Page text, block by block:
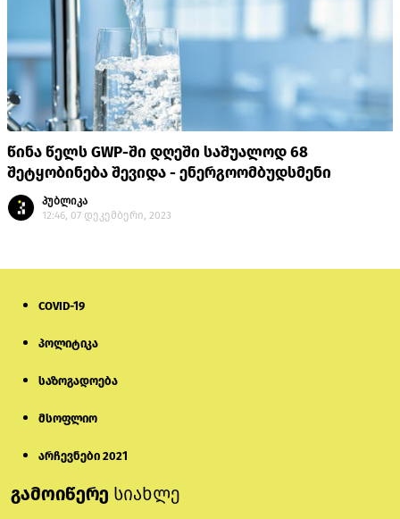
წინა წელს GWP-ში დღეში საშუალოდ 68
შეტყობინება შევიდა - ენერგოომბუდსმენი
პუბლიკა
12:46, 07 დეკემბერი, 2023
COVID-19
პოლიტიკა
საზოგადოება
მსოფლიო
არჩევნები 2021
გამოიწერე სიახლე